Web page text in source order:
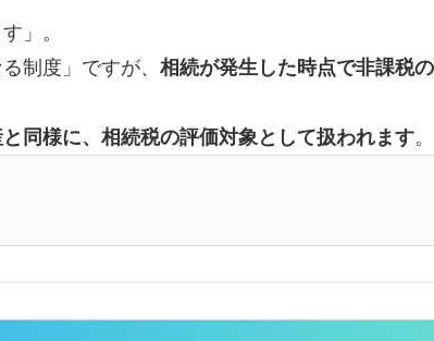
」。
制度」ですが、 相続が発生した時点で非課税
同様に、相続税の評価対象として扱われます。